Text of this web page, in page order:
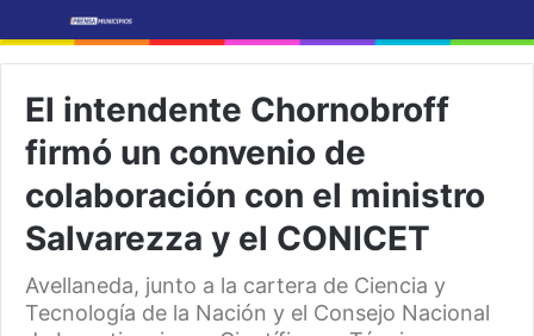
El intendente Chornobroff
firmó un convenio de
colaboración con el ministro
Salvarezza y el CONICET
Avellaneda, junto a la cartera de Ciencia y
Tecnología de la Nación y el Consejo Nacional